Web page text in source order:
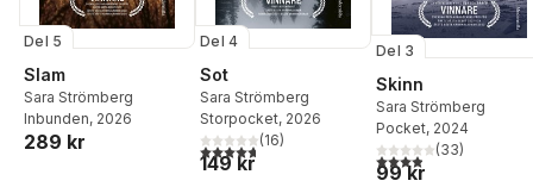
Del 5
Slam
Sara Strömberg
Inbunden, 2026
289 kr
Del 4
Sot
Sara Strömberg
Storpocket, 2026
4,7utav 5 stjärnor. Totalt antal röster:
(16)
149 kr
Del 3
Skinn
Sara Strömberg
Pocket, 2024
3,9utav 5 stjärnor.
(33)
99 kr